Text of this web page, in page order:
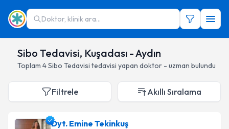
Doktor, klinik ara...
Sibo Tedavisi, Kuşadası - Aydın
Toplam 4Sibo Tedavisi tedavisi yapan doktor - uzman bulundu
Filtrele Akıllı Sıralama
Dyt. Emine Tekinkuş